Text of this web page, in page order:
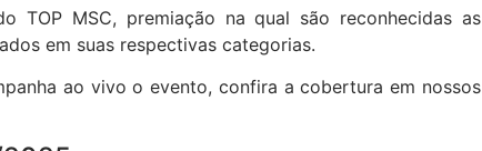
TOP MSC, premiação na qual são reconhecidas as
em suas respectivas categorias.
ao vivo o evento, confira a cobertura em nossos